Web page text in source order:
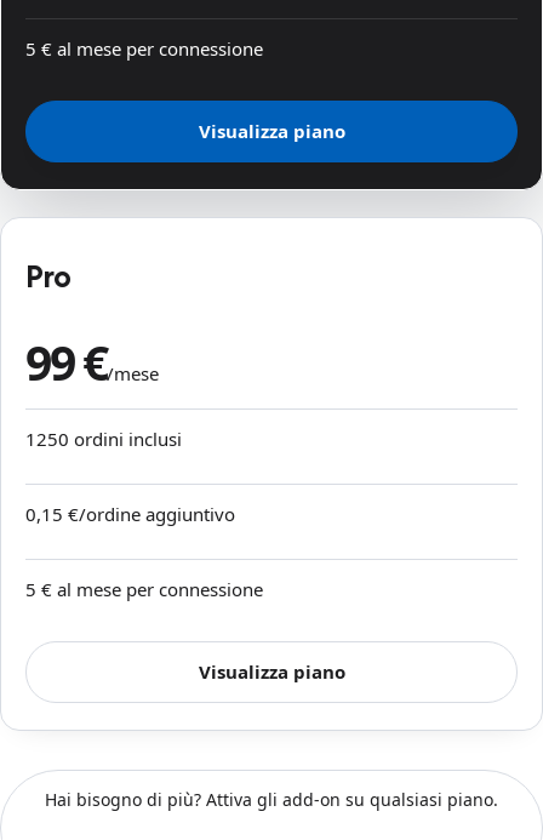
5 € al mese per connessione
Visualizza piano
Pro
99 €/mese
1250 ordini inclusi
0,15 €/ordine aggiuntivo
5 € al mese per connessione
Visualizza piano
Hai bisogno di più? Attiva gli add-on su qualsiasi piano.